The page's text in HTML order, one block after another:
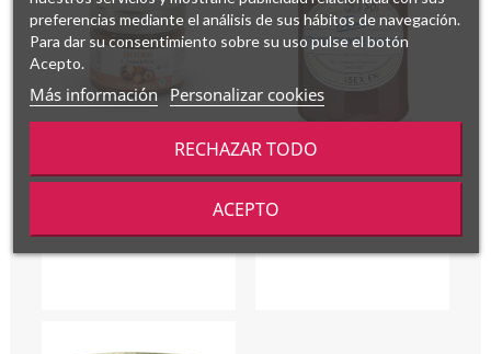
1 x
Mermelada de fresas
y champagne
preferencias mediante el análisis de sus hábitos de navegación.
Para dar su consentimiento sobre su uso pulse el botón
Acepto.
Más información Personalizar cookies
RECHAZAR TODO
ACEPTO